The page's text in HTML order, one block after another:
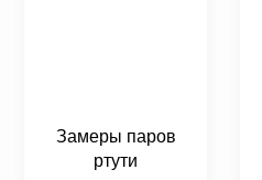
Замеры паров
ртути